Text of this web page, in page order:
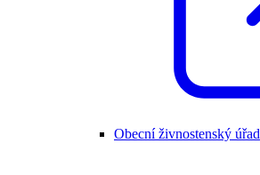
Obecní živnostenský úřad